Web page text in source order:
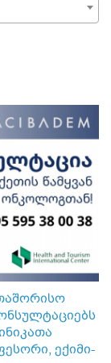
ექიმი-